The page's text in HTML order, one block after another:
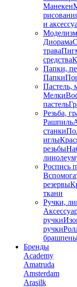
Манекен
и
Моделизм
Диорама
трава
средства
Папки,
Папки
Пастель,
Мелки
пастель
Резьба,
Рашпиль
станки
иглы
резьбы
Роспись
резервы
ткани
Ручки,
ручки
ручки
Бренды
Academy
Amatruda
Amsterdam
Arasilk